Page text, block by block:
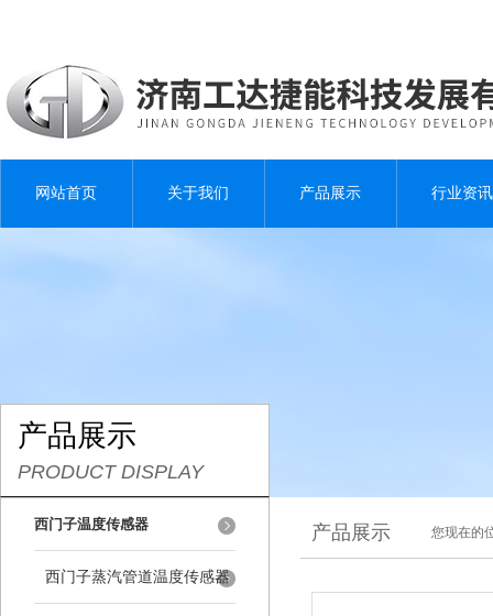
网站首页 关于我们 产品展示 行业资讯
产品展示
PRODUCT DISPLAY
西门子温度传感器
西门子蒸汽管道温度传感器
产品展示 您现在的